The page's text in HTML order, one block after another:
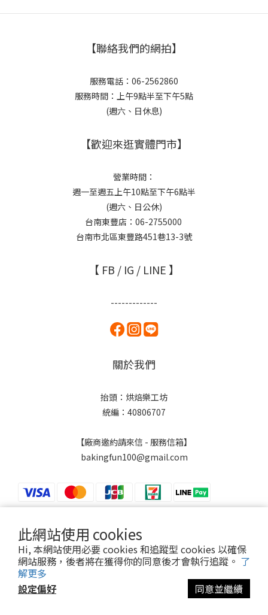
此網站使用 cookies
Hi, 本網站使用必要 cookies 和追蹤型 cookies 以確保
網站服務，後者將在獲得你的同意後才會執行追蹤。 了
解更多
設定偏好
同意並繼續
【聯絡我們的網拍】
服務電話：06-2562860
服務時間：上午9點半至下午5點
(週六、日休息)
【歡迎來逛實體門市】
營業時間：
週一至週五上午10點至下午6點半
(週六、日公休)
台南東豐店：06-2755000
台南市北區東豐路451巷13-3號
【 FB / IG / LINE 】
-------------
關於我們
抬頭：烘焙樂工坊
統編：40806707
【廠商邀約請來信 - 服務信箱】
bakingfun100@gmail.com
$TWD 繁體中文